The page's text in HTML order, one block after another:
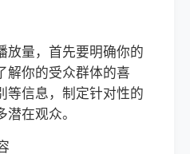
放量，首先要明确你的
解你的受众群体的喜
等信息，制定针对性的
在观众。